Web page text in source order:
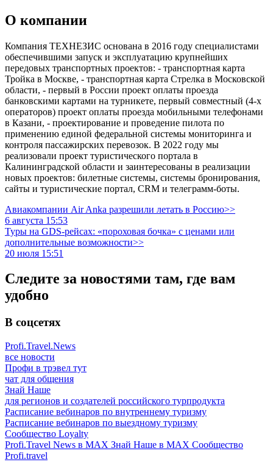
О компании
Компания ТЕХНЕЗИС основана в 2016 году специалистами
обеспечившими запуск и эксплуатацию крупнейших
передовых транспортных проектов: - транспортная карта
Тройка в Москве, - транспортная карта Стрелка в Московской
области, - первый в России проект оплаты проезда
банковскими картами на турникете, первый совместный (4-х
операторов) проект оплаты проезда мобильными телефонами
в Казани, - проектирование и проведение пилота по
применению единой федеральной системы мониторинга и
контроля пассажирских перевозок. В 2022 году мы
реализовали проект туристического портала в
Калининградской области и заинтересованы в реализации
новых проектов: билетные системы, системы бронирования,
сайты и туристические портал, CRM и телеграмм-боты.
Авиакомпании Air Anka разрешили летать в Россию>>
6 августа 15:53
Туры на GDS-рейсах: «пороховая бочка» с ценами или
дополнительные возможности>>
20 июля 15:51
Следите за новостями там, где вам
удобно
В соцсетях
Profi.Travel.News
все новости
Профи в трэвел тут
чат для общения
Знай Наше
для регионов и создателей российского турпродукта
Расписание вебинаров по внутреннему туризму
Расписание вебинаров по выездному туризму
Сообщество Loyalty
Profi.Travel News в MAX Знай Наше в MAX Сообщество
Profi.travel